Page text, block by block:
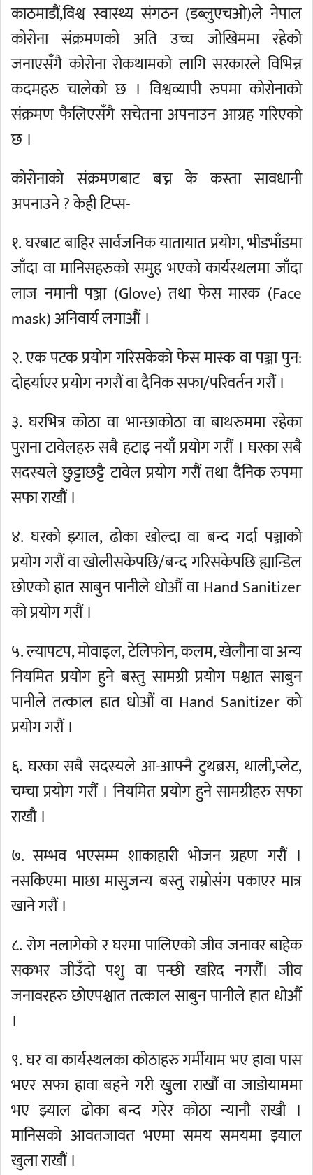
काठमाडौं,विश्व स्वास्थ्य संगठन (डब्लुएचओ)ले नेपाल
कोरोना संक्रमणको अति उच्च जोखिममा रहेको
जनाएसँगै कोरोना रोकथामको लागि सरकारले विभिन्न
कदमहरु चालेको छ । विश्वव्यापी रुपमा कोरोनाको
संक्रमण फैलिएसँगै सचेतना अपनाउन आग्रह गरिएको
छ ।
कोरोनाको संक्रमणबाट बच्न के कस्ता सावधानी
अपनाउने ? केही टिप्स-
१. घरबाट बाहिर सार्वजनिक यातायात प्रयोग, भीडभाँडमा
जाँदा वा मानिसहरुको समुह भएको कार्यस्थलमा जाँदा
लाज नमानी पञ्जा (Glove) तथा फेस मास्क (Face
mask) अनिवार्य लगाऔं ।
२. एक पटक प्रयोग गरिसकेको फेस मास्क वा पञ्जा पुन:
दोहर्याएर प्रयोग नगरौं वा दैनिक सफा/परिवर्तन गरौंं ।
३. घरभित्र कोठा वा भान्छाकोठा वा बाथरुममा रहेका
पुराना टावेलहरु सबै हटाइ नयाँ प्रयोग गरौंं । घरका सबै
सदस्यले छुट्टाछट्टै टावेल प्रयोग गरौं तथा दैनिक रुपमा
सफा राखौं ।
४. घरको झ्याल, ढोका खोल्दा वा बन्द गर्दा पञ्जाको
प्रयोग गरौं वा खोलीसकेपछि/बन्द गरिसकेपछि ह्यान्डिल
छोएको हात साबुन पानीले धोऔं वा Hand Sanitizer
को प्रयोग गरौं ।
५. ल्यापटप, मोवाइल, टेलिफोन, कलम, खेलौना वा अन्य
नियमित प्रयोग हुने बस्तु सामग्री प्रयोग पश्चात साबुन
पानीले तत्काल हात धोऔं वा Hand Sanitizer को
प्रयोग गरौं ।
६. घरका सबै सदस्यले आ-आफ्नै टुथब्रस, थाली,प्लेट,
चम्चा प्रयोग गरौं । नियमित प्रयोग हुने सामग्रीहरु सफा
राखौ ।
७. सम्भव भएसम्म शाकाहारी भोजन ग्रहण गरौं ।
नसकिएमा माछा मासुजन्य बस्तु राम्रोसंग पकाएर मात्र
खाने गरौं ।
८. रोग नलागेको र घरमा पालिएको जीव जनावर बाहेक
सकभर जीउँदो पशु वा पन्छी खरिद नगरौंं। जीव
जनावरहरु छोएपश्चात तत्काल साबुन पानीले हात धोऔंं
।
९. घर वा कार्यस्थलका कोठाहरु गर्मीयाम भए हावा पास
भएर सफा हावा बहने गरी खुला राखौं वा जाडोयाममा
भए झ्याल ढोका बन्द गरेर कोठा न्यानौ राखौ ।
मानिसको आवतजावत भएमा समय समयमा झ्याल
खुला राखौं ।